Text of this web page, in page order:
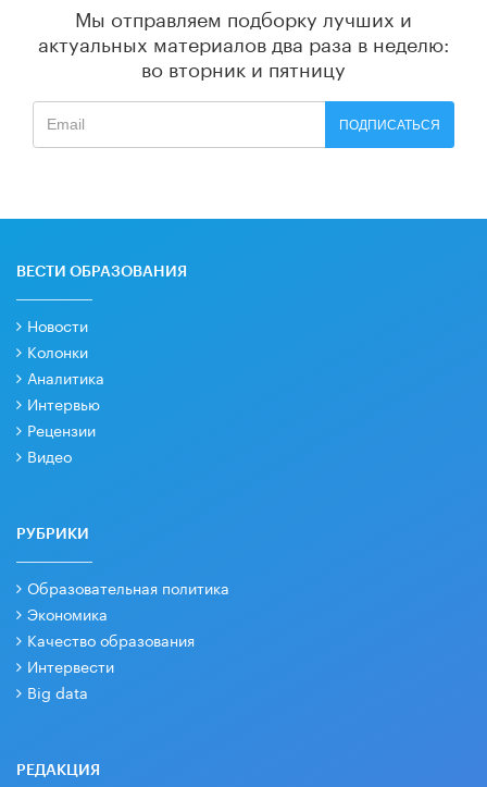
Мы отправляем подборку лучших и
актуальных материалов два раза в неделю:
во вторник и пятницу
ПОДПИСАТЬСЯ
ВЕСТИ ОБРАЗОВАНИЯ
Новости
Колонки
Аналитика
Интервью
Рецензии
Видео
РУБРИКИ
Образовательная политика
Экономика
Качество образования
Интервести
Big data
РЕДАКЦИЯ